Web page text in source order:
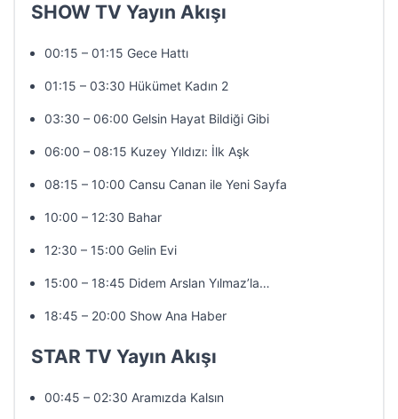
SHOW TV Yayın Akışı
00:15 – 01:15 Gece Hattı
01:15 – 03:30 Hükümet Kadın 2
03:30 – 06:00 Gelsin Hayat Bildiği Gibi
06:00 – 08:15 Kuzey Yıldızı: İlk Aşk
08:15 – 10:00 Cansu Canan ile Yeni Sayfa
10:00 – 12:30 Bahar
12:30 – 15:00 Gelin Evi
15:00 – 18:45 Didem Arslan Yılmaz’la…
18:45 – 20:00 Show Ana Haber
STAR TV Yayın Akışı
00:45 – 02:30 Aramızda Kalsın